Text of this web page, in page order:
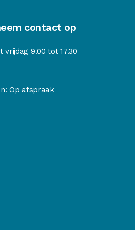
contact op
vrijdag 9.00 tot 17.30
Op afspraak